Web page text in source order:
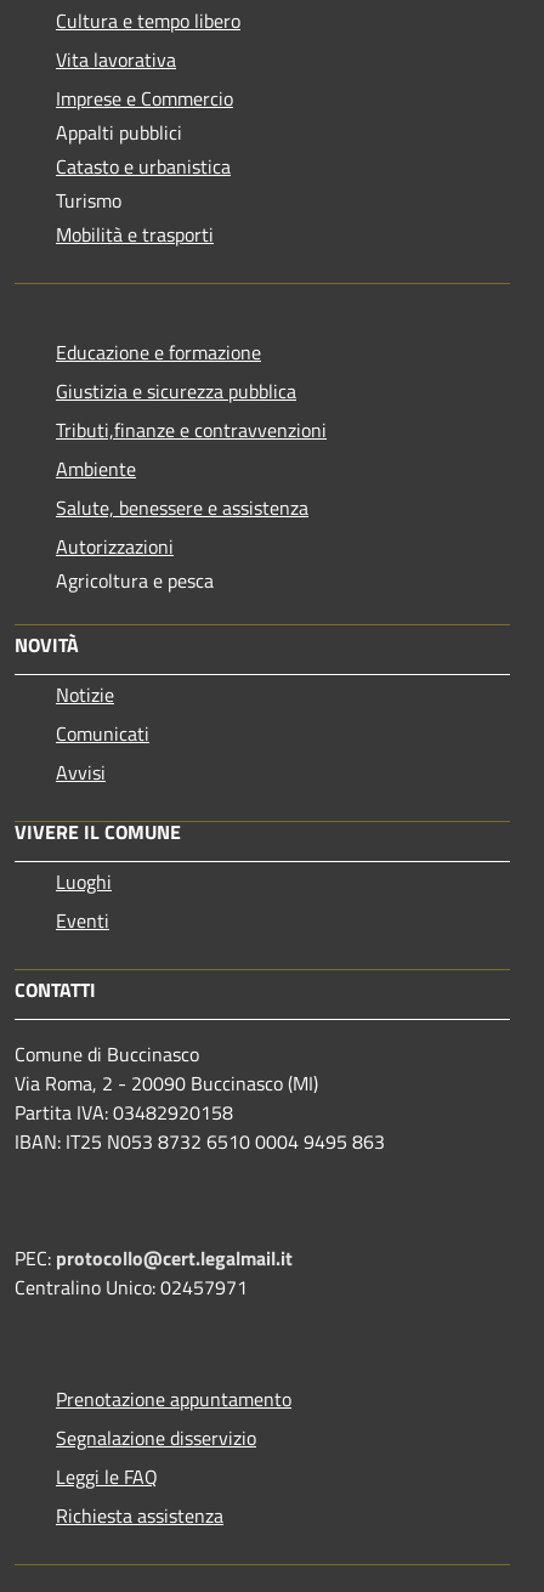
Cultura e tempo libero
Vita lavorativa
Imprese e Commercio
Appalti pubblici
Catasto e urbanistica
Turismo
Mobilità e trasporti
Educazione e formazione
Giustizia e sicurezza pubblica
Tributi,finanze e contravvenzioni
Ambiente
Salute, benessere e assistenza
Autorizzazioni
Agricoltura e pesca
NOVITÀ
Notizie
Comunicati
Avvisi
VIVERE IL COMUNE
Luoghi
Eventi
CONTATTI
Comune di Buccinasco
Via Roma, 2 - 20090 Buccinasco (MI)
Partita IVA: 03482920158
IBAN: IT25 N053 8732 6510 0004 9495 863
PEC: protocollo@cert.legalmail.it
Centralino Unico: 02457971
Prenotazione appuntamento
Segnalazione disservizio
Leggi le FAQ
Richiesta assistenza